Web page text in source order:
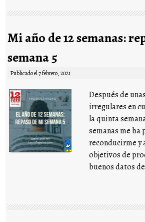
Mi año de 12 semanas:
semana 5
Publicado el7 febrero, 2021
Después de
irregulares en
la quinta
semanas me
reconducirme y
objetivos de
buenos datos